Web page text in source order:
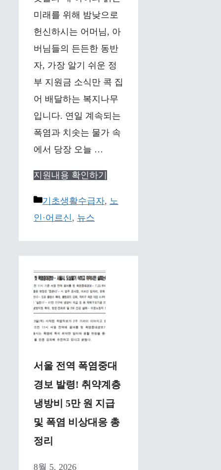
미래를 위해 밤낮으로
헌신하시는 어머님, 아
버님들의 든든한 동반
자, 가장 알기 쉬운 정
부 지원금 소식만 콕 집
어 배달하는 복지나무
입니다. 연일 계속되는
폭염과 치솟는 물가 속
에서 당장 오늘 …
지원내용 확인하기
Categories
기초생활수급자, 노
인·어르신 , 뉴스
서울 전역 폭염중대
경보 발령! 취약계층
냉방비 5만 원 지급
및 폭염 비상대응 총
정리
8월 5, 2026